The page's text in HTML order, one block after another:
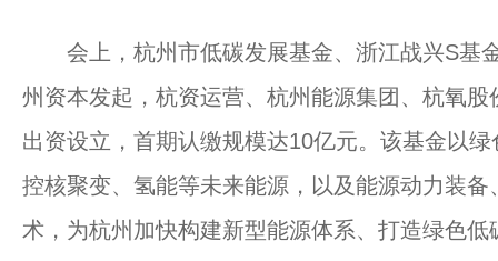
会上，杭州市低碳发展基金、浙江战兴S基
州资本发起，杭资运营、杭州能源集团、杭氧
出资设立，首期认缴规模达10亿元。该基金以
控核聚变、氢能等未来能源，以及能源动力装
术，为杭州加快构建新型能源体系、打造绿色